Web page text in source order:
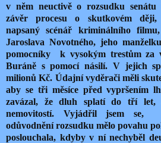
v něm neuctivě o rozsudku senátu
závěr procesu o skutkovém ději,
napsaný scénář kriminálního
Jaroslava Novotného, jeho
pomocníky
k vysokým trestům za
Buráně s pomocí násilí. V jejich
milionů Kč. Údajní vyděrači měli
aby se tři měsíce před vypršením
zavázal, že dluh splatí do tří let,
nemovitostí. Vyjádřil jsem se,
odůvodnění rozsudku mělo povahu
poslouchala, kdyby v ní nechyběl